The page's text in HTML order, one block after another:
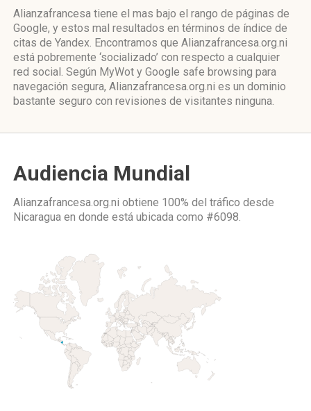
Alianzafrancesa tiene el mas bajo el rango de páginas de
Google, y estos mal resultados en términos de índice de
citas de Yandex. Encontramos que Alianzafrancesa.org.ni
está pobremente ‘socializado’ con respecto a cualquier
red social. Según MyWot y Google safe browsing para
navegación segura, Alianzafrancesa.org.ni es un dominio
bastante seguro con revisiones de visitantes ninguna.
Audiencia Mundial
Alianzafrancesa.org.ni obtiene 100% del tráfico desde
Nicaragua en donde está ubicada como #6098.